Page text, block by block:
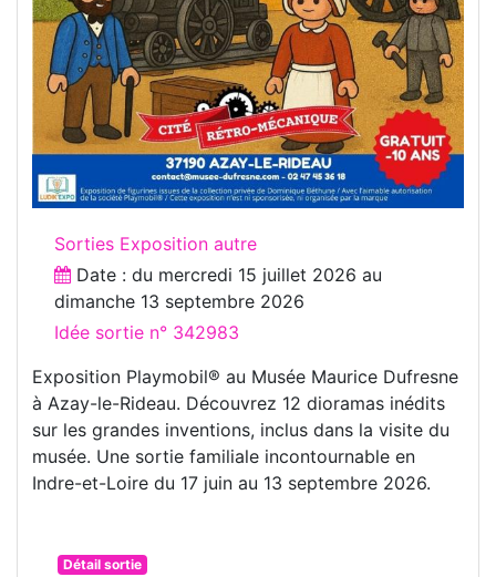
Sorties Exposition autre
Date : du mercredi 15 juillet 2026 au
dimanche 13 septembre 2026
Idée sortie n° 342983
Exposition Playmobil® au Musée Maurice Dufresne
à Azay-le-Rideau. Découvrez 12 dioramas inédits
sur les grandes inventions, inclus dans la visite du
musée. Une sortie familiale incontournable en
Indre-et-Loire du 17 juin au 13 septembre 2026.
Détail sortie